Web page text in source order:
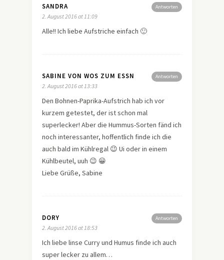
Antworten
SANDRA
2. August 2016 at 11:09
Alle!! Ich liebe Aufstriche einfach 🙂
Antworten
SABINE VON WOS ZUM ESSN
2. August 2016 at 13:33
Den Bohnen-Paprika-Aufstrich hab ich vor
kurzem getestet, der ist schon mal
superlecker! Aber die Hummus-Sorten fänd ich
noch interessanter, hoffentlich finde ich die
auch bald im Kühlregal 😉 Ui oder in einem
Kühlbeutel, uuh 😉 😀
Liebe Grüße, Sabine
Antworten
DORY
2. August 2016 at 18:53
Ich liebe linse Curry und Humus finde ich auch
super lecker zu allem…